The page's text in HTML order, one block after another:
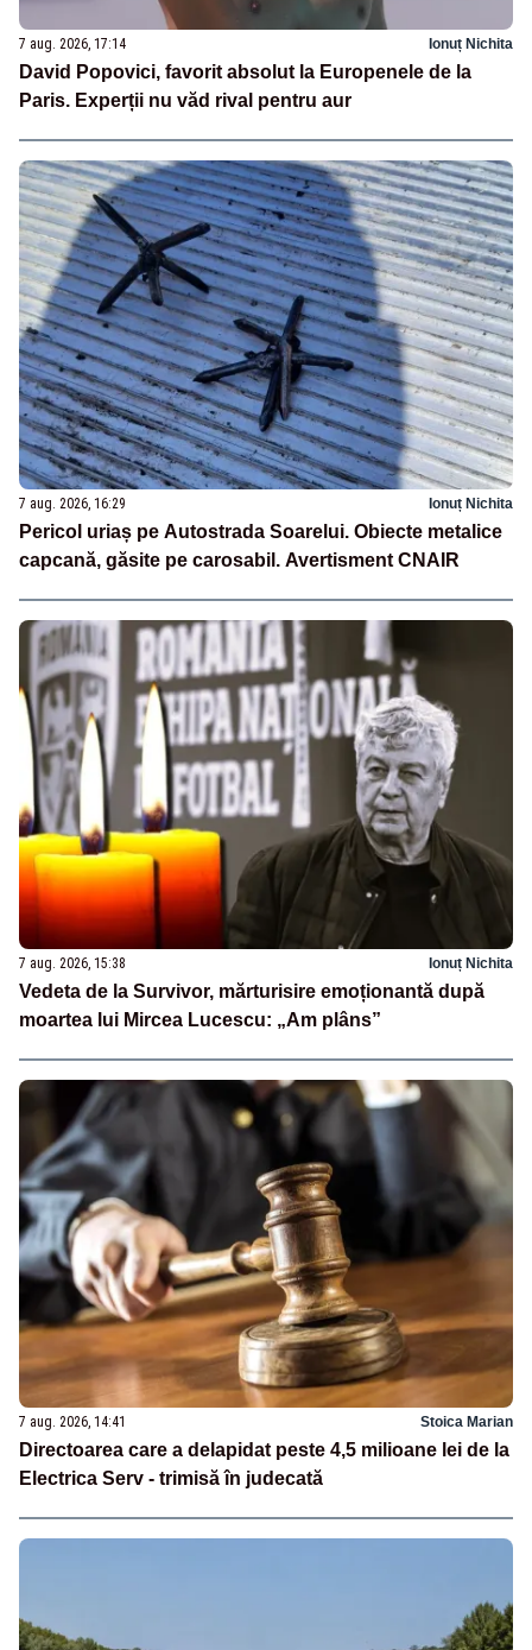
7 aug. 2026, 17:14 Ionuț Nichita
David Popovici, favorit absolut la Europenele de la
Paris. Experții nu văd rival pentru aur
7 aug. 2026, 16:29 Ionuț Nichita
Pericol uriaș pe Autostrada Soarelui. Obiecte metalice
capcană, găsite pe carosabil. Avertisment CNAIR
7 aug. 2026, 15:38 Ionuț Nichita
Vedeta de la Survivor, mărturisire emoționantă după
moartea lui Mircea Lucescu: „Am plâns”
7 aug. 2026, 14:41 Stoica Marian
Directoarea care a delapidat peste 4,5 milioane lei de la
Electrica Serv - trimisă în judecată